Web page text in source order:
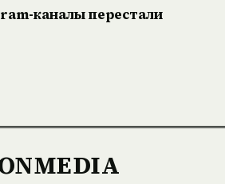
каналы перестали